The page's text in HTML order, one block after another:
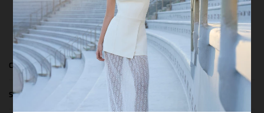
Devido ao tipo de acabamento da peça, o desgaste da peça é um
processo natural.
COMPOSIÇÃO
SIZE & FIT